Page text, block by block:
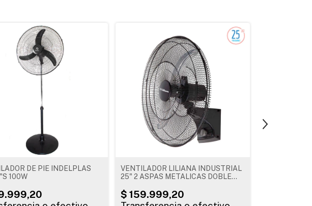
DE PIE INDELPLAS
100W
VENTILADOR LILIANA INDUSTRIAL
25" 2 ASPAS METALICAS DOBLE